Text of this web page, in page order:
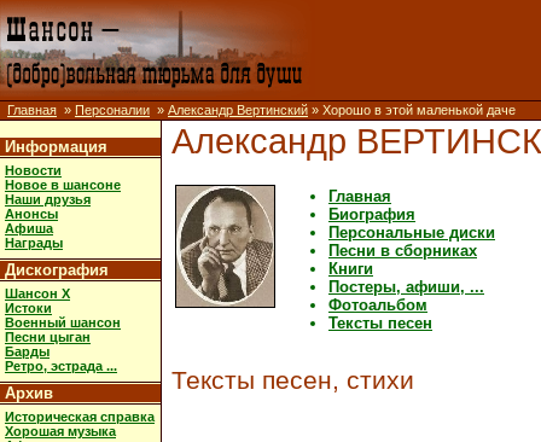
Главная » Персоналии » Александр Вертинский » Хорошо в этой маленькой даче
Информация
Новости
Новое в шансоне
Наши друзья
Анонсы
Афиша
Награды
Дискография
Шансон X
Истоки
Военный шансон
Песни цыган
Барды
Ретро, эстрада ...
Архив
Историческая справка
Хорошая музыка
Александр
Главная
Биография
Персональные диски
Песни в сборниках
Книги
Постеры, афиши, ...
Фотоальбом
Тексты песен
Тексты песен, стихи